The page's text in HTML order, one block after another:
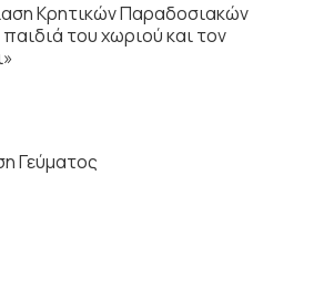
Κρητικών Παραδοσιακών
του χωριού και τον
Γεύματος